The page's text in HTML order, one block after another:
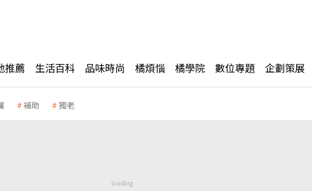
推薦 生活百科 品味時尚 橘煩惱 橘學院 數位專題 企劃策展
補助 獨老